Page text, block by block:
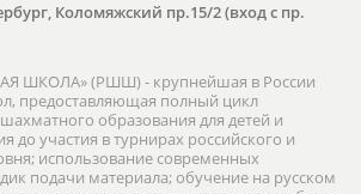
Коломяжский пр.15/2 (вход с пр.
ШКОЛА» (РШШ) - крупнейшая в России
предоставляющая полный цикл
образования для детей и
до участия в турнирах российского и
использование современных
подачи материала; обучение на русском